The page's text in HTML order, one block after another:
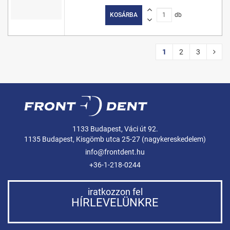
KOSÁRBA db
1 2 3
1133 Budapest, Váci út 92.
1135 Budapest, Kisgömb utca 25-27 (nagykereskedelem)
info@frontdent.hu
+36-1-218-0244
iratkozzon fel
HÍRLEVELÜNKRE